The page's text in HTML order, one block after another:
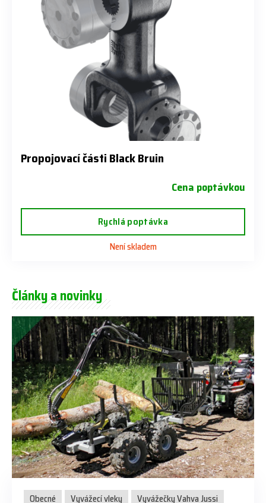
Propojovací části Black Bruin
Cena poptávkou
Rychlá poptávka
Není skladem
Články a novinky
Obecné Vyvážecí vleky Vyvážečky Vahva Jussi